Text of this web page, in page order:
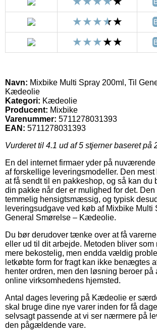
Navn: Mixbike Multi Spray 200ml, Til
Kædeolie
Kategori: Kædeolie
Producent: Mixbike
Varenummer: 5711278031393
EAN: 5711278031393
Vurderet til 4.1 ud af 5 stjerner baseret på
En del internet firmaer yder på
af forskellige leveringsmodeller. Den mest
at få sendt til en pakkeshop, og så kan du
din pakke når der er mulighed for det. Den
temmelig hensigtsmæssig, og typisk
leveringsudgave ved køb af Mixbike Multi
General Smørelse – Kædeolie.
Du bør derudover tænke over at få
eller ud til dit arbejde. Metoden bliver som
mere bekostelig, men endda vældig
letkøbte form for fragt kan ikke benægtes
henter ordren, men den løsning beroer på
online virksomhedens hjemsted.
Antal dages levering på Kædeolie er
skal bruge dine nye varer inden for få
selvsagt passende at vi ser nærmere på
den pågældende vare.